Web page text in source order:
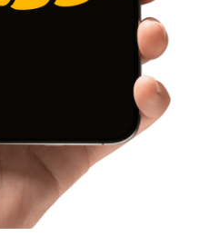
el
los
plena